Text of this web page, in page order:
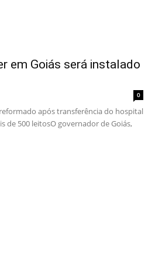
em Goiás será instalado
0
após transferência do hospital
de 500 leitosO governador de Goiás,